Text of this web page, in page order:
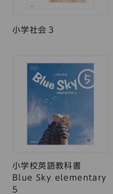
小学社会３
小学校英語教科書
Blue Sky elementary
5